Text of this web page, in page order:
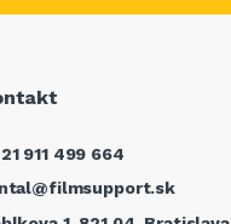
911 499 664